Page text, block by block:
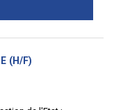
(H/F)